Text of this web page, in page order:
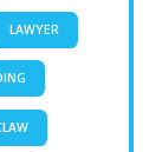
LAWYER